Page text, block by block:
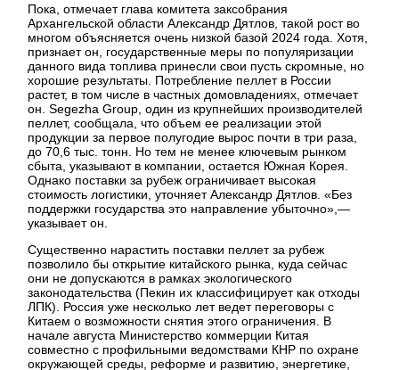
Пока, отмечает глава комитета заксобрания
Архангельской области Александр Дятлов, такой рост во
многом объясняется очень низкой базой 2024 года. Хотя,
признает он, государственные меры по популяризации
данного вида топлива принесли свои пусть скромные, но
хорошие результаты. Потребление пеллет в России
растет, в том числе в частных домовладениях, отмечает
он. Segezha Group, один из крупнейших производителей
пеллет, сообщала, что объем ее реализации этой
продукции за первое полугодие вырос почти в три раза,
до 70,6 тыс. тонн. Но тем не менее ключевым рынком
сбыта, указывают в компании, остается Южная Корея.
Однако поставки за рубеж ограничивает высокая
стоимость логистики, уточняет Александр Дятлов. «Без
поддержки государства это направление убыточно»,—
указывает он.
Существенно нарастить поставки пеллет за рубеж
позволило бы открытие китайского рынка, куда сейчас
они не допускаются в рамках экологического
законодательства (Пекин их классифицирует как отходы
ЛПК). Россия уже несколько лет ведет переговоры с
Китаем о возможности снятия этого ограничения. В
начале августа Министерство коммерции Китая
совместно с профильными ведомствами КНР по охране
окружающей среды, реформе и развитию, энергетике,